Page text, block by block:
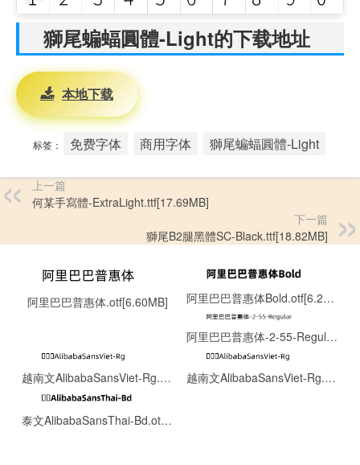
獅尾蝙蝠圓體-Light的下载地址
本地下载
标签： 免费字体 商用字体 獅尾蝙蝠圓體-Light
上一篇
何某手寫體-ExtraLight.ttf[17.69MB]
下一篇
獅尾B2腿黑體SC-Black.ttf[18.82MB]
阿里巴巴普惠体.otf[6.60MB] 阿里巴巴普惠体Bold.otf[6.22MB]
阿里巴巴普惠体-2-55-Regular.ttf[8.06MB]
越南文AlibabaSansViet-Rg.otf[0.13MB] 越南文AlibabaSansViet-Rg.otf[0.13MB]
泰文AlibabaSansThai-Bd.otf[0.15MB]